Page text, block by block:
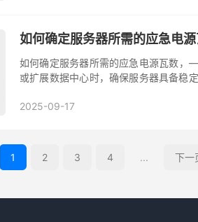
如何确定服务器所需的应急电
如何确定服务器所需的应急电源瓦数
或扩展数据中心时，确保服务器具备稳
过程中的核心变量，本文将详细介绍如
2025-09-17
1 2 3 4 ... 下一